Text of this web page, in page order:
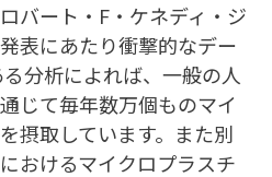
バート・F・ケネディ・ジ
表にあたり衝撃的なデー
分析によれば、一般の人
じて毎年数万個ものマイ
摂取しています。また別
おけるマイクロプラスチ